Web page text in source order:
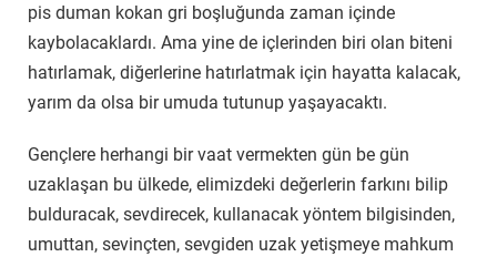
pis duman kokan gri boşluğunda zaman içinde
kaybolacaklardı. Ama yine de içlerinden biri olan biteni
hatırlamak, diğerlerine hatırlatmak için hayatta kalacak,
yarım da olsa bir umuda tutunup yaşayacaktı.
Gençlere herhangi bir vaat vermekten gün be gün
uzaklaşan bu ülkede, elimizdeki değerlerin farkını bilip
bulduracak, sevdirecek, kullanacak yöntem bilgisinden,
umuttan, sevinçten, sevgiden uzak yetişmeye mahkum